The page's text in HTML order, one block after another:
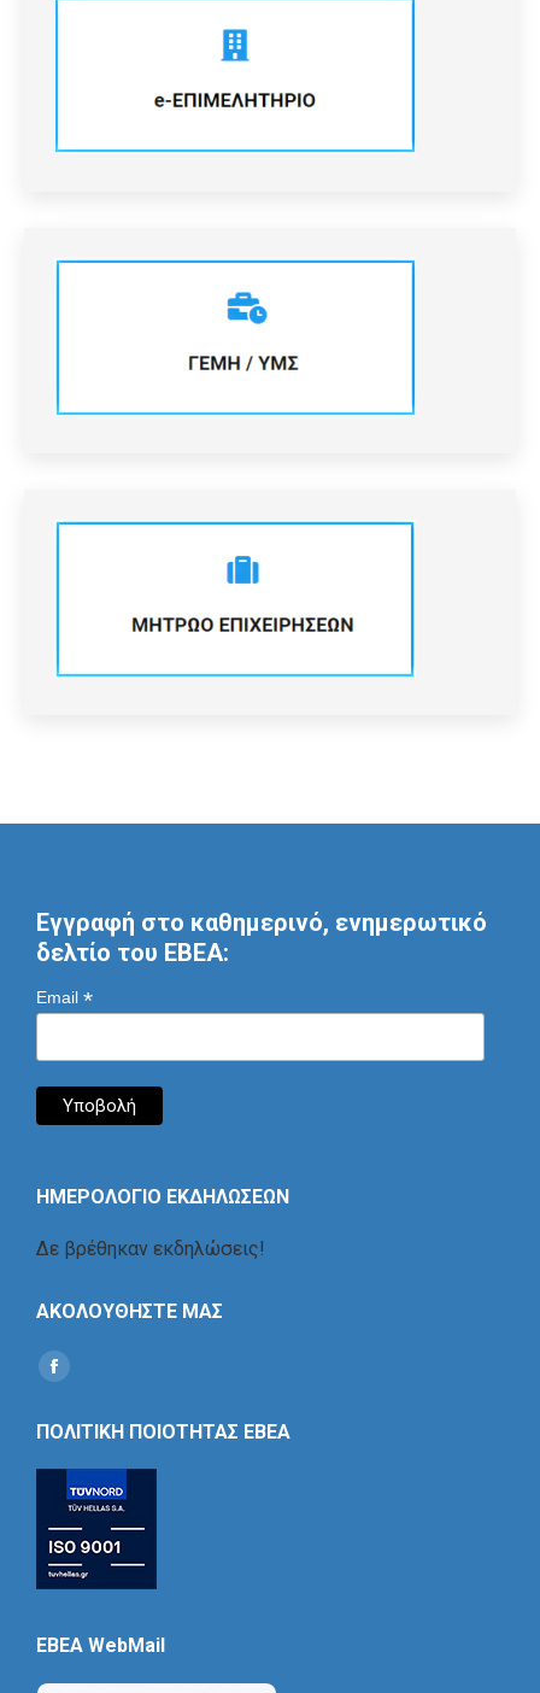
Εγγραφή στο καθημερινό, ενημερωτικό
δελτίο του ΕΒΕΑ:
Email *
ΗΜΕΡΟΛΟΓΙΟ ΕΚΔΗΛΩΣΕΩΝ
Δε βρέθηκαν εκδηλώσεις!
ΑΚΟΛΟΥΘΗΣΤΕ ΜΑΣ
Find us on:
Social
ΠΟΛΙΤΙΚΗ ΠΟΙΟΤΗΤΑΣ ΕΒΕΑ
EBEA WebMail